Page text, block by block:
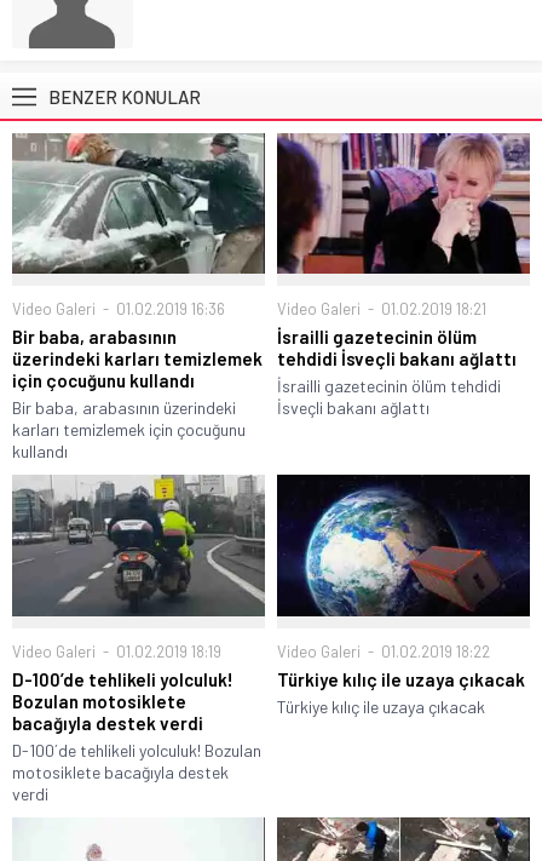
BENZER KONULAR
Video Galeri 01.02.2019 16:36
Bir baba, arabasının
üzerindeki karları temizlemek
için çocuğunu kullandı
Bir baba, arabasının üzerindeki
karları temizlemek için çocuğunu
kullandı
Video Galeri 01.02.2019 18:21
İsrailli gazetecinin ölüm
tehdidi İsveçli bakanı ağlattı
İsrailli gazetecinin ölüm tehdidi
İsveçli bakanı ağlattı
Video Galeri 01.02.2019 18:19
D-100’de tehlikeli yolculuk!
Bozulan motosiklete
bacağıyla destek verdi
D-100´de tehlikeli yolculuk! Bozulan
motosiklete bacağıyla destek
verdi
Video Galeri 01.02.2019 18:22
Türkiye kılıç ile uzaya çıkacak
Türkiye kılıç ile uzaya çıkacak